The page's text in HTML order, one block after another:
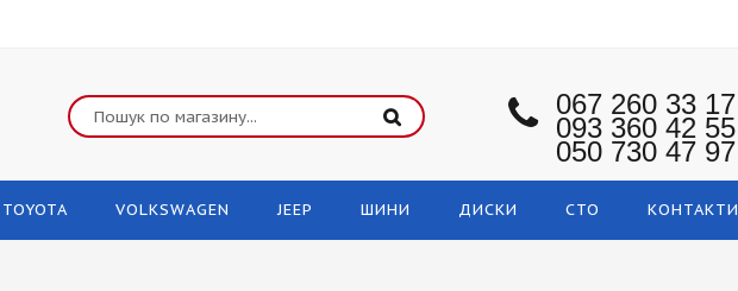
067 260 33 17
093 360 42 55
050 730 47 97
TOYOTA VOLKSWAGEN JEEP ШИНИ ДИСКИ СТО КОНТАКТИ